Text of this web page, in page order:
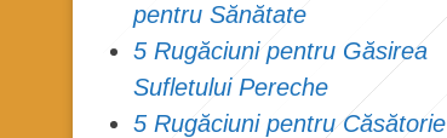
pentru Sănătate
5 Rugăciuni pentru Găsirea
Sufletului Pereche
5 Rugăciuni pentru Căsătorie